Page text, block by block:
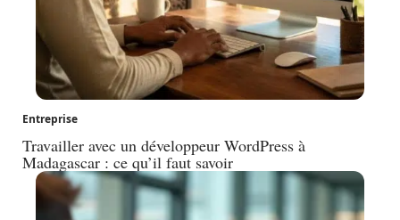
Entreprise
Travailler avec un développeur WordPress à
Madagascar : ce qu’il faut savoir